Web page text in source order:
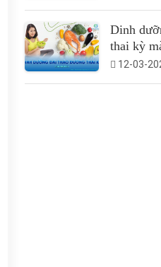
Dinh
thai kỳ
12-03-